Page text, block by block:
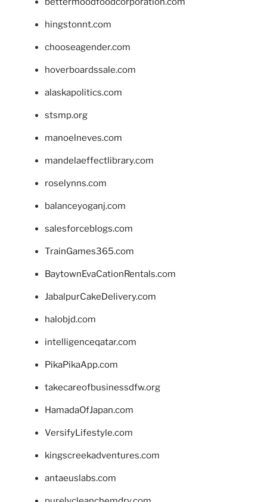
hingstonnt.com
chooseagender.com
hoverboardssale.com
alaskapolitics.com
stsmp.org
manoelneves.com
mandelaeffectlibrary.com
roselynns.com
balanceyoganj.com
salesforceblogs.com
TrainGames365.com
BaytownEvaCationRentals.com
JabalpurCakeDelivery.com
halobjd.com
intelligenceqatar.com
PikaPikaApp.com
takecareofbusinessdfw.org
HamadaOfJapan.com
VersifyLifestyle.com
kingscreekadventures.com
antaeuslabs.com